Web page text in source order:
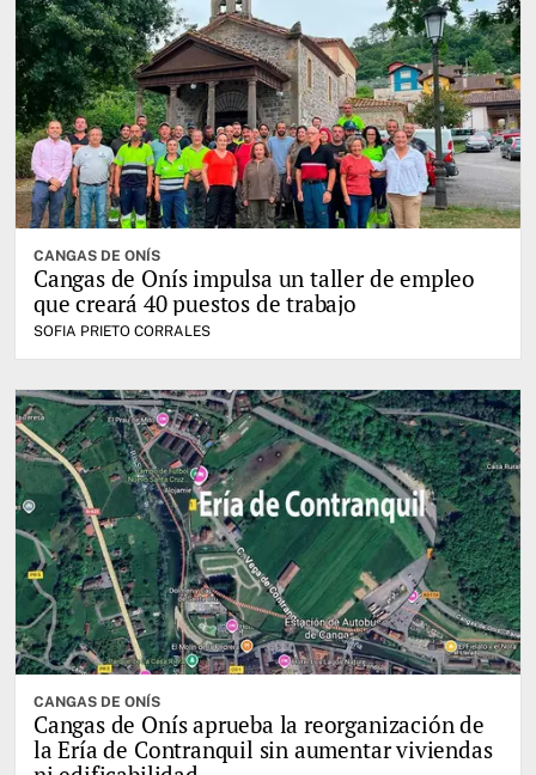
CANGAS DE ONÍS
Cangas de Onís impulsa un taller de empleo
que creará 40 puestos de trabajo
SOFIA PRIETO CORRALES
CANGAS DE ONÍS
Cangas de Onís aprueba la reorganización de
la Ería de Contranquil sin aumentar viviendas